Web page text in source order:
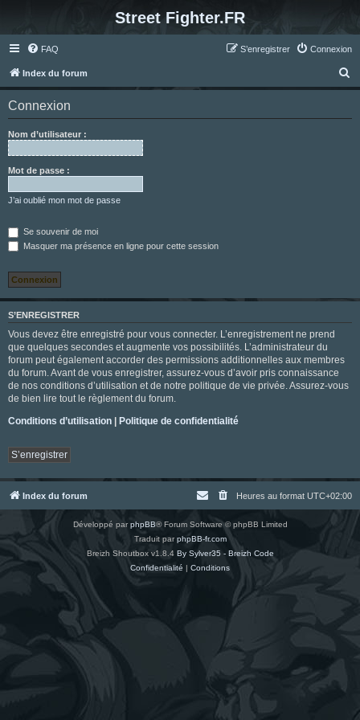
Street Fighter.FR
FAQ Connexion
S’enregistrer
Index du forum
e
Connexion
Nom d’utilisateur :
Mot de passe :
J’ai oublié mon mot de passe
Se souvenir de moi
Masquer ma présence en ligne pour cette session
S’ENREGISTRER
Vous devez être enregistré pour vous connecter. L’enregistrement ne prend
que quelques secondes et augmente vos possibilités. L’administrateur du
forum peut également accorder des permissions additionnelles aux membres
du forum. Avant de vous enregistrer, assurez-vous d’avoir pris connaissance
de nos conditions d’utilisation et de notre politique de vie privée. Assurez-vous
de bien lire tout le règlement du forum.
Conditions d’utilisation | Politique de confidentialité
S’enregistrer
Index du forum Heures au format UTC+02:00
Développé parphpBB® Forum Software © phpBB Limited
Traduit parphpBB-fr.com
Breizh Shoutbox v1.8.4 By Sylver35 - Breizh Code
Confidentialité | Conditions